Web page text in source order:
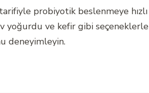
probiyotik beslenmeye hızlı
yoğurdu ve kefir gibi seçeneklerle
deneyimleyin.